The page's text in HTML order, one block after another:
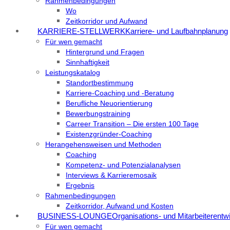
Wo
Zeitkorridor und Aufwand
KARRIERE-STELLWERKKarriere- und Laufbahnplanung
Für wen gemacht
Hintergrund und Fragen
Sinnhaftigkeit
Leistungskatalog
Standortbestimmung
Karriere-Coaching und -Beratung
Berufliche Neuorientierung
Bewerbungstraining
Carreer Transition – Die ersten 100 Tage
Existenzgründer-Coaching
Herangehensweisen und Methoden
Coaching
Kompetenz- und Potenzialanalysen
Interviews & Karrieremosaik
Ergebnis
Rahmenbedingungen
Zeitkorridor, Aufwand und Kosten
BUSINESS-LOUNGEOrganisations- und
Für wen gemacht